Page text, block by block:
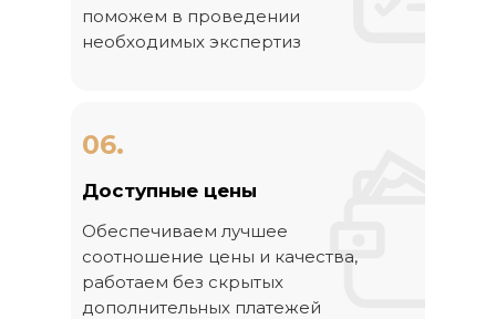
Обеспечиваем лучшее
соотношение цены и качества,
работаем без скрытых
дополнительных платежей
Доступные цены
поможем в проведении
необходимых экспертиз
06.